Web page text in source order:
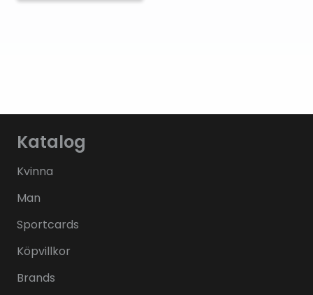
Katalog
Kvinna
Man
Sportcards
Köpvillkor
Brands